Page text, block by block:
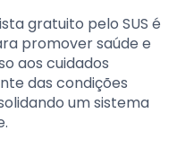
gratuito pelo SUS é
promover saúde e
aos cuidados
das condições
um sistema